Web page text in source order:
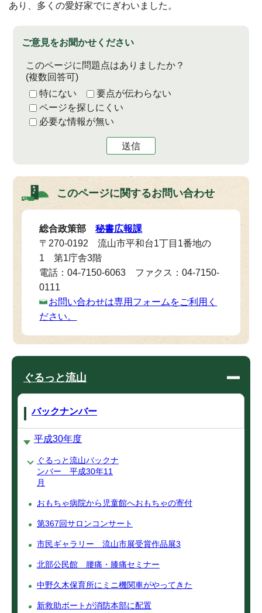
あり、多くの愛好家でにぎわいました。
ご意見をお聞かせください
このページに問題点はありましたか？
(複数回答可)
特にない
要点が伝わらない
ページを探しにくい
必要な情報が無い
送信
このページに関するお問い合わせ
総合政策部秘書広報課
〒270-0192 流山市平和台1丁目1番地の
1 第1庁舎3階
電話：04-7150-6063 ファクス：04-7150-
0111
お問い合わせは専用フォームをご利用く
ださい。
ぐるっと流山
バックナンバー
平成30年度
ぐるっと流山バックナ
ンバー 平成30年11
月
おもちゃ病院から児童館へおもちゃの寄付
第367回サロンコンサート
市民ギャラリー 流山市展受賞作品展3
北部公民館 腰痛・膝痛セミナー
中野久木保育所にミニ機関車がやってきた
新救助ボートが消防本部に配置